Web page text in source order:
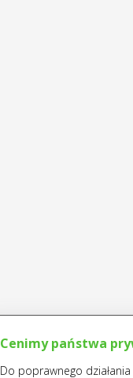
Cenimy państwa
Do poprawnego